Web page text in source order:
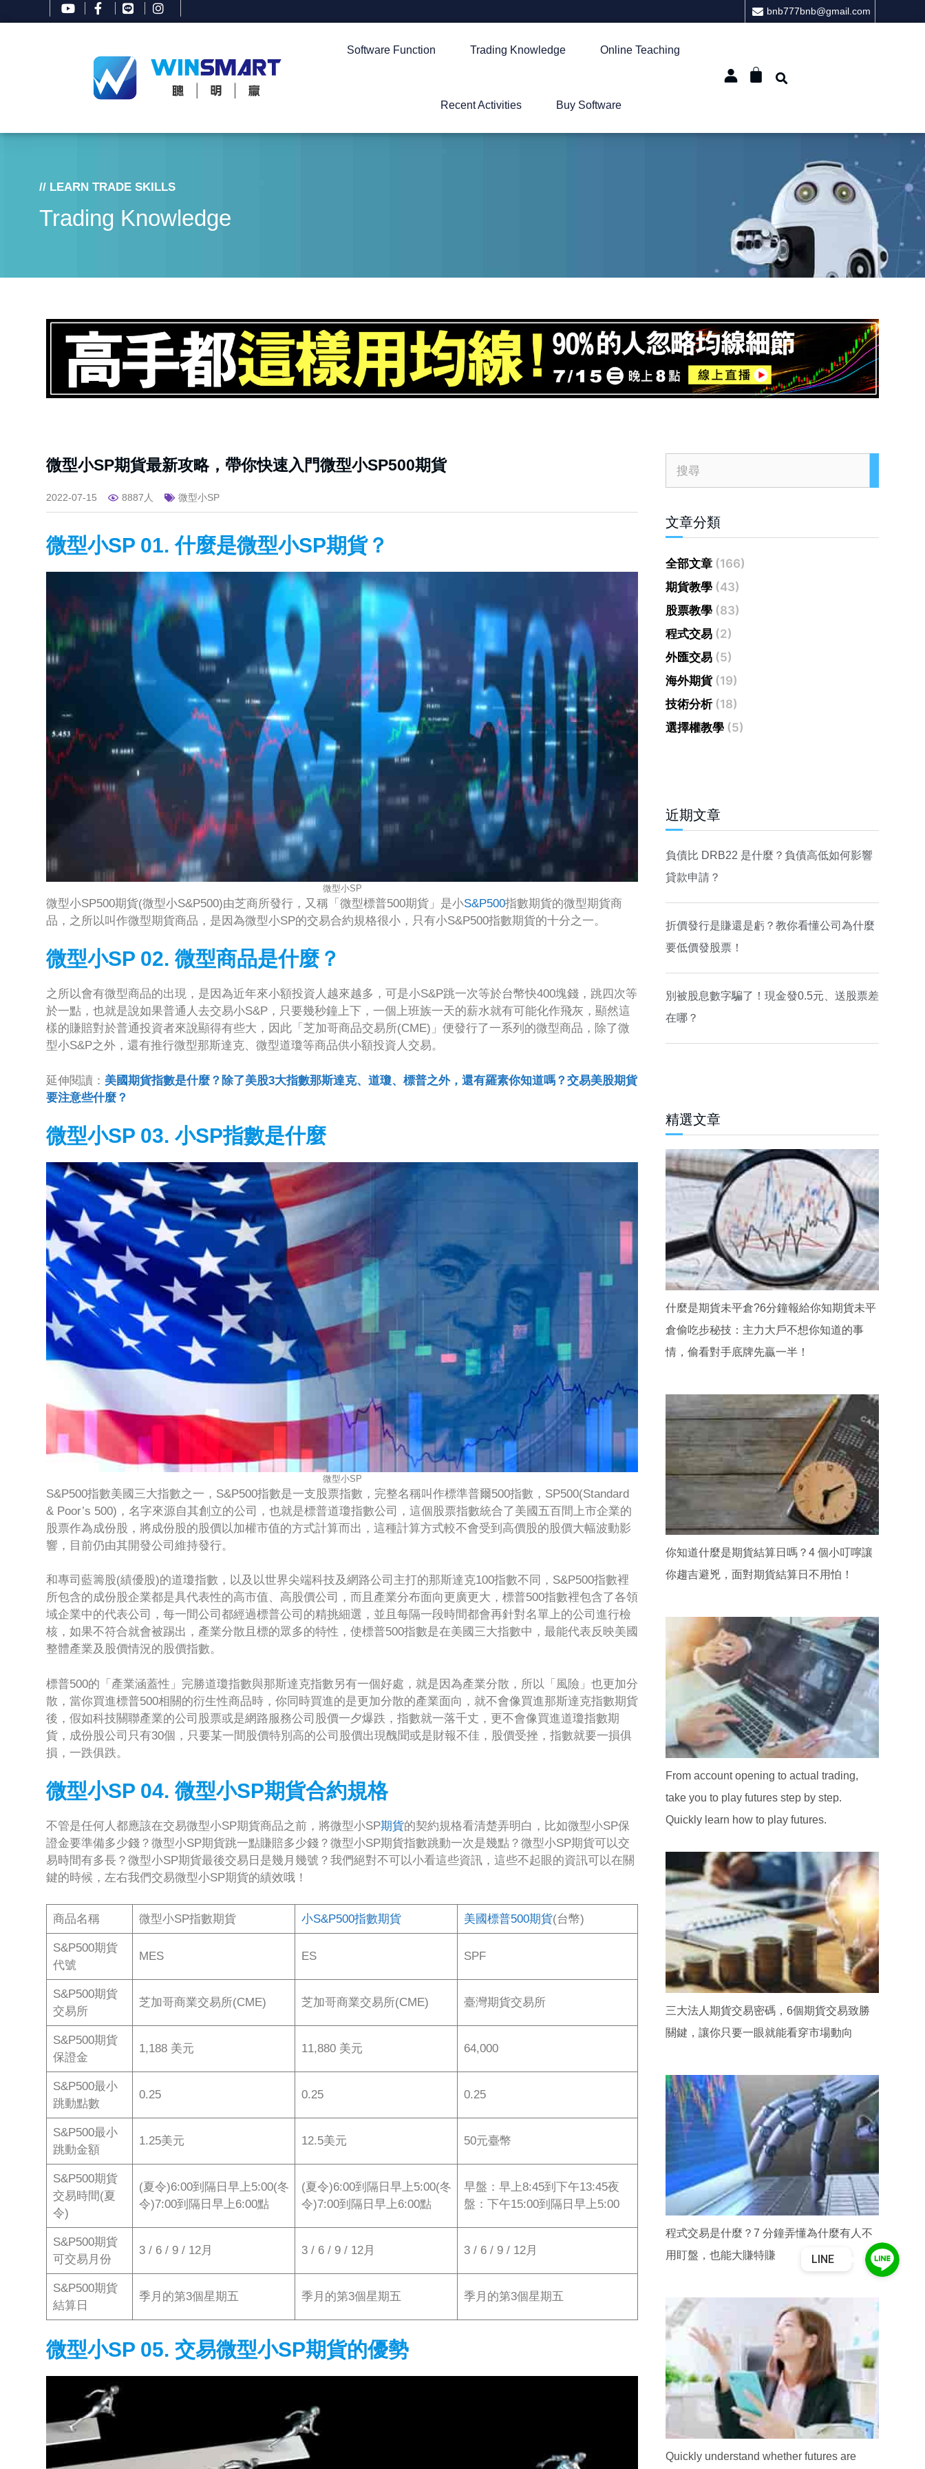
bnb777bnb@gmail.com
Software Function Trading Knowledge Online Teaching
Recent Activities Buy Software
// LEARN TRADE SKILLS
Trading Knowledge
微型小SP期貨最新攻略，帶你快速入門微型小SP500期貨
2022-07-15 8887人 微型小SP
微型小SP 01. 什麼是微型小SP期貨？
微型小SP
微型小SP500期貨(微型小S&P500)由芝商所發行，又稱「微型標普500期貨」是小S&P500指數期貨的微型期貨商
品，之所以叫作微型期貨商品，是因為微型小SP的交易合約規格很小，只有小S&P500指數期貨的十分之一。
微型小SP 02. 微型商品是什麼？
之所以會有微型商品的出現，是因為近年來小額投資人越來越多，可是小S&P跳一次等於台幣快400塊錢，跳四次等
於一點，也就是說如果普通人去交易小S&P，只要幾秒鐘上下，一個上班族一天的薪水就有可能化作飛灰，顯然這
樣的賺賠對於普通投資者來說顯得有些大，因此「芝加哥商品交易所(CME)」便發行了一系列的微型商品，除了微
型小S&P之外，還有推行微型那斯達克、微型道瓊等商品供小額投資人交易。
延伸閱讀： 美國期貨指數是什麼？除了美股3大指數那斯達克、道瓊、標普之外，還有羅素你知道嗎？交易美股期貨
要注意些什麼？
微型小SP 03. 小SP指數是什麼
微型小SP
S&P500指數美國三大指數之一，S&P500指數是一支股票指數，完整名稱叫作標準普爾500指數，SP500(Standard
& Poor’s 500)，名字來源自其創立的公司，也就是標普道瓊指數公司，這個股票指數統合了美國五百間上市企業的
股票作為成份股，將成份股的股價以加權市值的方式計算而出，這種計算方式較不會受到高價股的股價大幅波動影
響，目前仍由其開發公司維持發行。
和專司藍籌股(績優股)的道瓊指數，以及以世界尖端科技及網路公司主打的那斯達克100指數不同，S&P500指數裡
所包含的成份股企業都是具代表性的高市值、高股價公司，而且產業分布面向更廣更大，標普500指數裡包含了各領
域企業中的代表公司，每一間公司都經過標普公司的精挑細選，並且每隔一段時間都會再針對名單上的公司進行檢
核，如果不符合就會被踢出，產業分散且標的眾多的特性，使標普500指數是在美國三大指數中，最能代表反映美國
整體產業及股價情況的股價指數。
標普500的「產業涵蓋性」完勝道瓊指數與那斯達克指數另有一個好處，就是因為產業分散，所以「風險」也更加分
散，當你買進標普500相關的衍生性商品時，你同時買進的是更加分散的產業面向，就不會像買進那斯達克指數期貨
後，假如科技關聯產業的公司股票或是網路服務公司股價一夕爆跌，指數就一落千丈，更不會像買進道瓊指數期
貨，成份股公司只有30個，只要某一間股價特別高的公司股價出現醜聞或是財報不佳，股價受挫，指數就要一損俱
損，一跌俱跌。
微型小SP 04. 微型小SP期貨合約規格
不管是任何人都應該在交易微型小SP期貨商品之前，將微型小SP期貨的契約規格看清楚弄明白，比如微型小SP保
證金要準備多少錢？微型小SP期貨跳一點賺賠多少錢？微型小SP期貨指數跳動一次是幾點？微型小SP期貨可以交
易時間有多長？微型小SP期貨最後交易日是幾月幾號？我們絕對不可以小看這些資訊，這些不起眼的資訊可以在關
鍵的時候，左右我們交易微型小SP期貨的績效哦！
商品名稱 微型小SP指數期貨 小S&P500指數期貨 美國標普500期貨(台幣)
S&P500期貨
代號
MES ES SPF
S&P500期貨
交易所
芝加哥商業交易所(CME) 芝加哥商業交易所(CME) 臺灣期貨交易所
S&P500期貨
保證金
1,188 美元 11,880 美元 64,000
S&P500最小
跳動點數
0.25 0.25 0.25
S&P500最小
跳動金額
1.25美元 12.5美元 50元臺幣
S&P500期貨
交易時間(夏
令)
(夏令)6:00到隔日早上5:00(冬
令)7:00到隔日早上6:00點
(夏令)6:00到隔日早上5:00(冬
令)7:00到隔日早上6:00點
早盤：早上8:45到下午13:45夜
盤：下午15:00到隔日早上5:00
S&P500期貨
可交易月份
3 / 6 / 9 / 12月 3 / 6 / 9 / 12月 3 / 6 / 9 / 12月
S&P500期貨
結算日
季月的第3個星期五 季月的第3個星期五 季月的第3個星期五
微型小SP 05. 交易微型小SP期貨的優勢
文章分類
全部文章 (166)
期貨教學 (43)
股票教學 (83)
程式交易 (2)
外匯交易 (5)
海外期貨(19)
技術分析(18)
選擇權教學 (5)
近期文章
負債比 DRB22 是什麼？負債高低如何影響
貸款申請？
折價發行是賺還是虧？教你看懂公司為什麼
要低價發股票！
別被股息數字騙了！現金發0.5元、送股票差
在哪？
精選文章
什麼是期貨未平倉?6分鐘報給你知期貨未平
倉偷吃步秘技：主力大戶不想你知道的事
情，偷看對手底牌先贏一半！
你知道什麼是期貨結算日嗎？4 個小叮嚀讓
你趨吉避兇，面對期貨結算日不用怕！
From account opening to actual trading,
take you to play futures step by step.
Quickly learn how to play futures.
三大法人期貨交易密碼，6個期貨交易致勝
關鍵，讓你只要一眼就能看穿市場動向
程式交易是什麼？7 分鐘弄懂為什麼有人不
用盯盤，也能大賺特賺
Quickly understand whether futures are
LINE